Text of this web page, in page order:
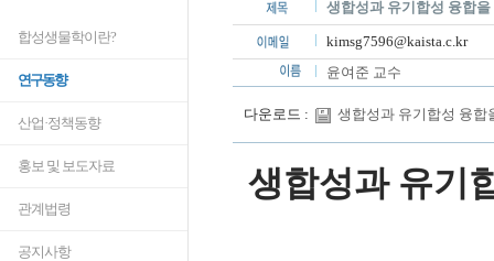
합성생물학이란?
연구동향
산업·정책동향
홍보 및 보도자료
관계법령
공지사항
생합성과 유기합성 융합
kimsg7596@kaista.c.kr
윤여준 교수
다운로드 : 생합성과 유기합성 융합
생합성과 유기